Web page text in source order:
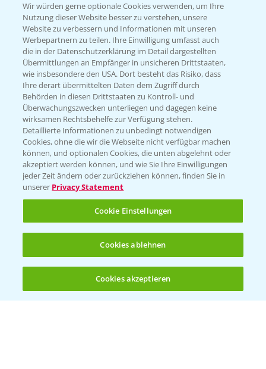
(noch 4)
Sammelstellen und Termine
PRE - Chemikalien sicher entsorgen
Sammelstellen und Termine
Kontakt & Notfall
Beratung auf WhatsApp
T.+49 (0)174 346 564 1
KONTAKT
Hilfe in Notfällen
+49 (0)214/30-20220
Wir würden gerne optionale Cookies verwenden, um Ihre
Nutzung dieser Website besser zu verstehen, unsere
Website zu verbessern und Informationen mit unseren
Werbepartnern zu teilen. Ihre Einwilligung umfasst auch
die in der Datenschutzerklärung im Detail dargestellten
Übermittlungen an Empfänger in unsicheren Drittstaaten,
wie insbesondere den USA. Dort besteht das Risiko, dass
Ihre derart übermittelten Daten dem Zugriff durch
Behörden in diesen Drittstaaten zu Kontroll- und
Überwachungszwecken unterliegen und dagegen keine
wirksamen Rechtsbehelfe zur Verfügung stehen.
Detaillierte Informationen zu unbedingt notwendigen
Cookies, ohne die wir die Webseite nicht verfügbar machen
können, und optionalen Cookies, die unten abgelehnt oder
akzeptiert werden können, und wie Sie Ihre Einwilligungen
jeder Zeit ändern oder zurückziehen können, finden Sie in
unserer Privacy Statement
Cookie Einstellungen
Cookies ablehnen
Cookies akzeptieren